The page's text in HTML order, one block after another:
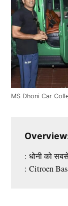
MS Dhoni Car
: धोनी को
: Citroen